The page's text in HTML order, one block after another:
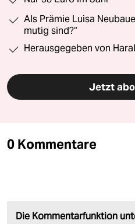
Als Prämie Luisa
mutig sind?“
Herausgegeben von
Jetzt
0 Kommentare
Die Kommentarfunktion